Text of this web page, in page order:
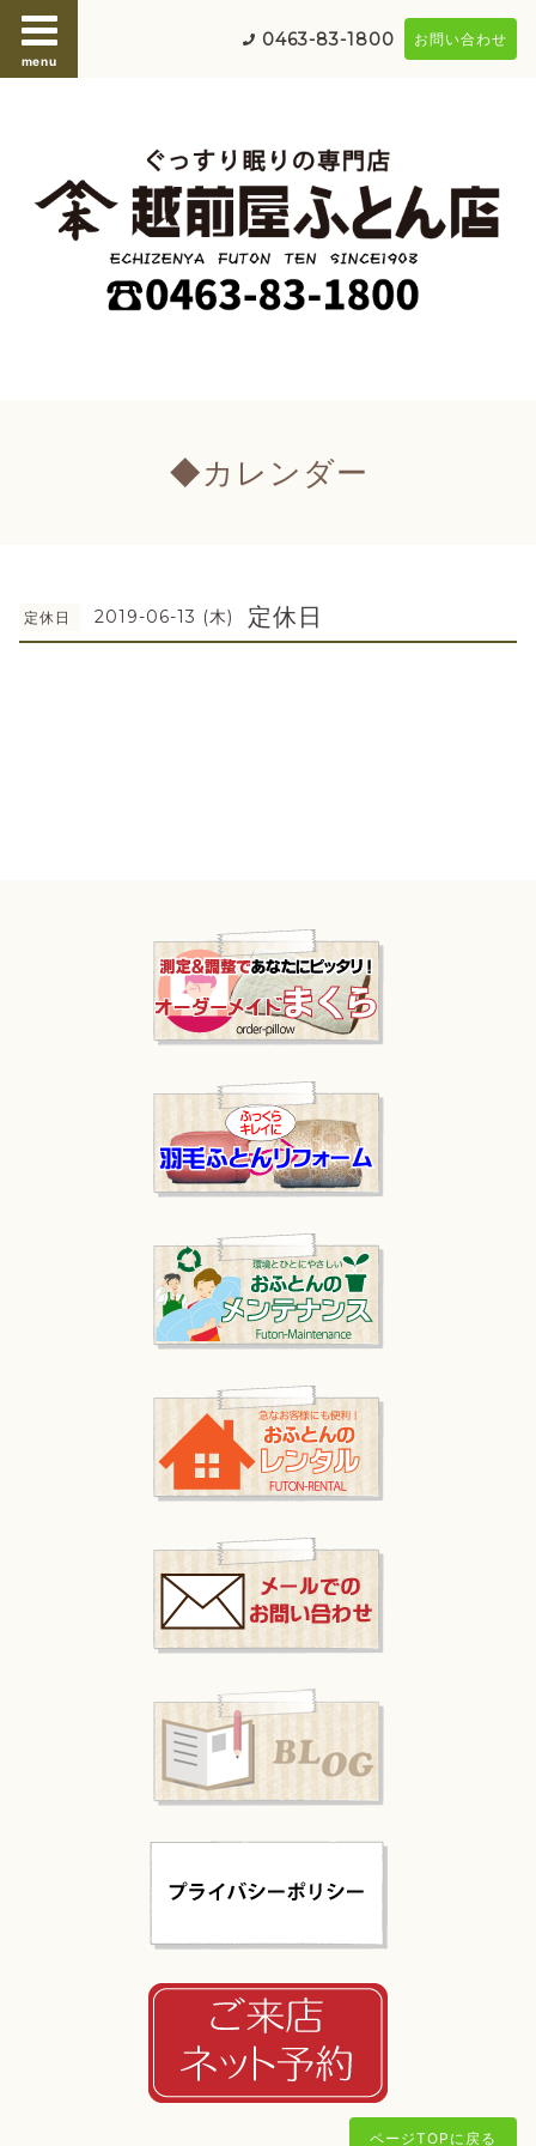
menu
0463-83-1800 お問い合わせ
◆カレンダー
定休日 2019-06-13 (木) 定休日
ページTOPに戻る